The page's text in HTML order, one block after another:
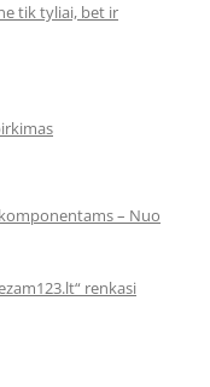
tik tyliai, bet ir
– Nuo
renkasi